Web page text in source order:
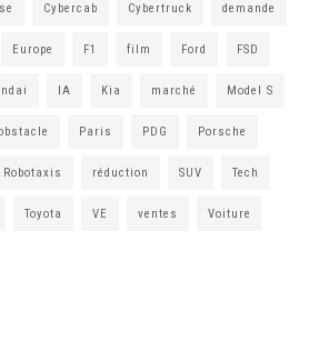
Cybercab Cybertruck demande
Europe F1 film Ford FSD
IA Kia marché Model S
Paris PDG Porsche
Robotaxis réduction SUV Tech
Toyota VE ventes Voiture